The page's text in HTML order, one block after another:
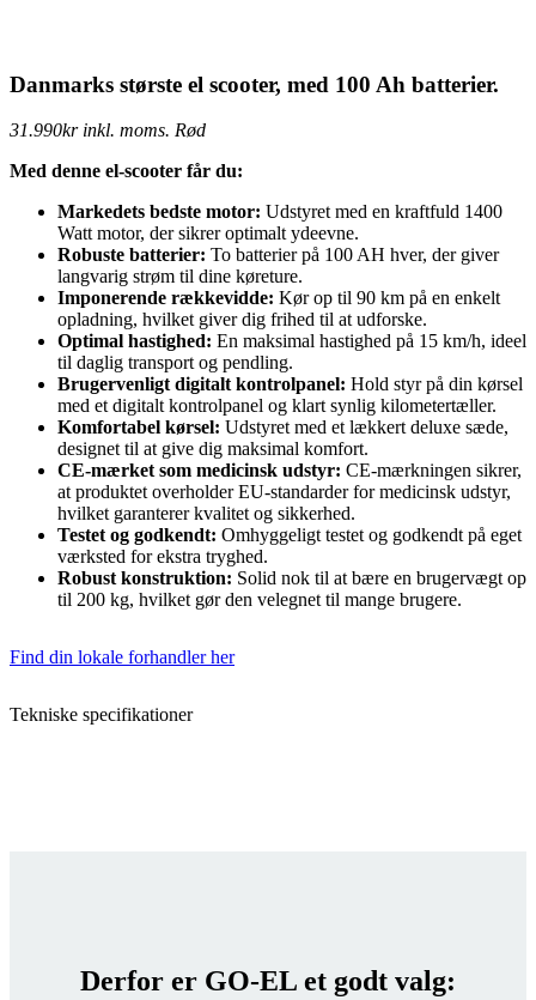
Danmarks største el scooter, med 100 Ah batterier.
31.990kr inkl. moms. Rød
Med denne el-scooter får du:
Markedets bedste motor: Udstyret med en kraftfuld 1400
Watt motor, der sikrer optimalt ydeevne.
Robuste batterier: To batterier på 100 AH hver, der giver
langvarig strøm til dine køreture.
Imponerende rækkevidde: Kør op til 90 km på en enkelt
opladning, hvilket giver dig frihed til at udforske.
Optimal hastighed: En maksimal hastighed på 15 km/h, ideel
til daglig transport og pendling.
Brugervenligt digitalt kontrolpanel: Hold styr på din kørsel
med et digitalt kontrolpanel og klart synlig kilometertæller.
Komfortabel kørsel: Udstyret med et lækkert deluxe sæde,
designet til at give dig maksimal komfort.
CE-mærket som medicinsk udstyr: CE-mærkningen sikrer,
at produktet overholder EU-standarder for medicinsk udstyr,
hvilket garanterer kvalitet og sikkerhed.
Testet og godkendt: Omhyggeligt testet og godkendt på eget
værksted for ekstra tryghed.
Robust konstruktion: Solid nok til at bære en brugervægt op
til 200 kg, hvilket gør den velegnet til mange brugere.
Find din lokale forhandler her
Tekniske specifikationer
Derfor er GO-EL et godt valg: